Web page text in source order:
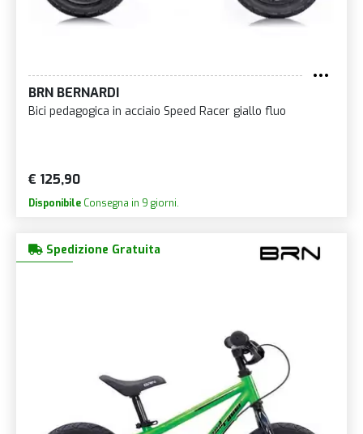
BRN BERNARDI
Bici pedagogica in acciaio Speed Racer giallo fluo
€ 125,90
Disponibile Consegna in 9 giorni.
Spedizione Gratuita